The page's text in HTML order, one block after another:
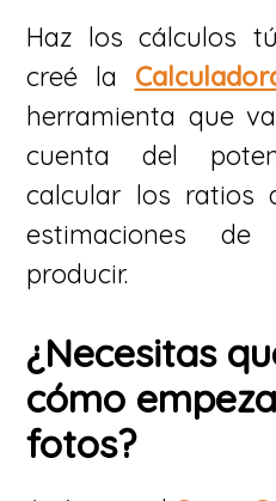
Haz los cálculos
creé la
herramienta que
cuenta del
calcular los ratios
estimaciones
producir.
¿Necesitas
cómo
fotos?